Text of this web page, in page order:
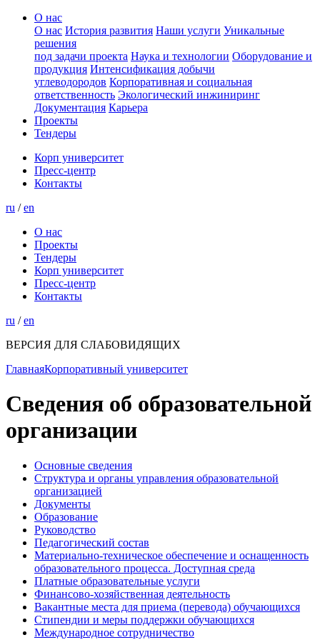
О нас
О нас История развития Наши услуги Уникальные
решения
под задачи проекта Наука и технологии Оборудование и
продукция Интенсификация добычи
углеводородов Корпоративная и социальная
ответственность Экологический инжиниринг
Документация Карьера
Проекты
Тендеры
Корп университет
Пресс-центр
Контакты
ru / en
О нас
Проекты
Тендеры
Корп университет
Пресс-центр
Контакты
ru / en
ВЕРСИЯ ДЛЯ СЛАБОВИДЯЩИХ
ГлавнаяКорпоративный университет
Сведения об образовательной
организации
Основные сведения
Структура и органы управления образовательной
организацией
Документы
Образование
Руководство
Педагогический состав
Материально-техническое обеспечение и оснащенность
образовательного процесса. Доступная среда
Платные образовательные услуги
Финансово-хозяйственная деятельность
Вакантные места для приема (перевода) обучающихся
Стипендии и меры поддержки обучающихся
Международное сотрудничество